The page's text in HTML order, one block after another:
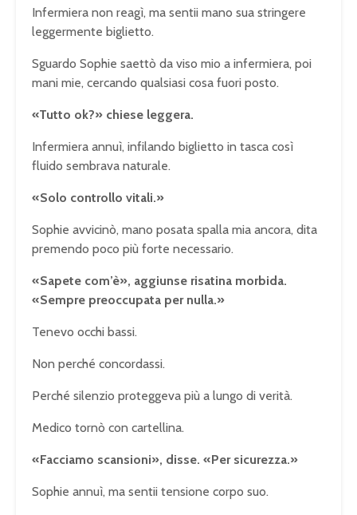
Infermiera non reagì, ma sentii mano sua stringere
leggermente biglietto.
Sguardo Sophie saettò da viso mio a infermiera, poi
mani mie, cercando qualsiasi cosa fuori posto.
«Tutto ok?» chiese leggera.
Infermiera annuì, infilando biglietto in tasca così
fluido sembrava naturale.
«Solo controllo vitali.»
Sophie avvicinò, mano posata spalla mia ancora, dita
premendo poco più forte necessario.
«Sapete com’è», aggiunse risatina morbida.
«Sempre preoccupata per nulla.»
Tenevo occhi bassi.
Non perché concordassi.
Perché silenzio proteggeva più a lungo di verità.
Medico tornò con cartellina.
«Facciamo scansioni», disse. «Per sicurezza.»
Sophie annuì, ma sentii tensione corpo suo.